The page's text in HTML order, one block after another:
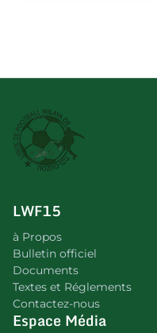
LWF15
à Propos
Bulletin officiel
Documents
Textes et Réglements
Contactez-nous
Espace Média